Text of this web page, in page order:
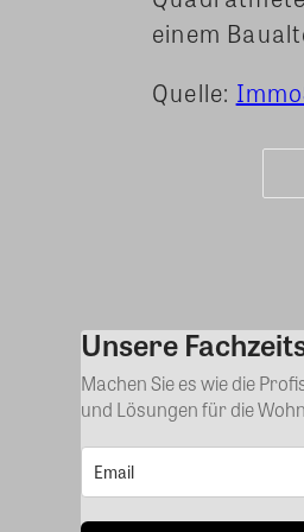
einem
Quelle:
Unsere
Machen Sie es wie die
und Lösungen für die